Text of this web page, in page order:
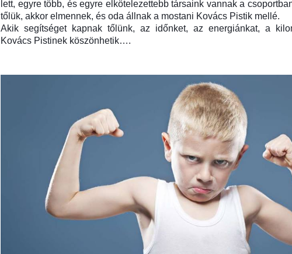
lett, egyre több, és egyre elkötelezettebb társaink vannak a
tőlük, akkor elmennek, és oda állnak a mostani Kovács Pistik mellé.
Akik segítséget kapnak tőlünk, az időnket, az energiánkat, a
Kovács Pistinek köszönhetik….